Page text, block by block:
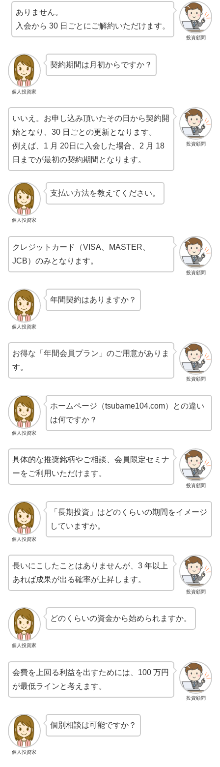
投資顧問
ありません。
入会から 30 日ごとにご解約いただけます。
個人投資家
契約期間は月初からですか？
投資顧問
いいえ。お申し込み頂いたその日から契約開
始となり、30 日ごとの更新となります。
例えば、1 月 20日に入会した場合、2 月 18
日までが最初の契約期間となります。
個人投資家
支払い方法を教えてください。
投資顧問
クレジットカード（VISA、MASTER、
JCB）のみとなります。
個人投資家
年間契約はありますか？
投資顧問
お得な「年間会員プラン」のご用意がありま
す。
個人投資家
ホームページ（tsubame104.com）との違い
は何ですか？
投資顧問
具体的な推奨銘柄やご相談、会員限定セミナ
ーをご利用いただけます。
個人投資家
「長期投資」はどのくらいの期間をイメージ
していますか。
投資顧問
長いにこしたことはありませんが、3 年以上
あれば成果が出る確率が上昇します。
個人投資家
どのくらいの資金から始められますか。
投資顧問
会費を上回る利益を出すためには、100 万円
が最低ラインと考えます。
個人投資家
個別相談は可能ですか？